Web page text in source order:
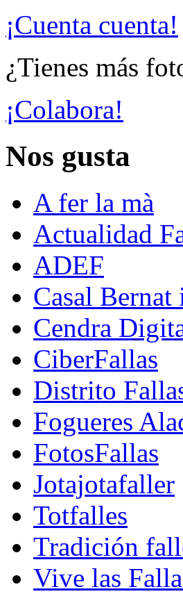
¡Cuenta cuenta!
¿Tienes más
¡Colabora!
Nos gusta
A fer la mà
Actualidad
ADEF
Casal
Cendra
CiberFallas
Distrito
Fogueres
FotosFallas
Jotajotafaller
Totfalles
Tradición
Vive las